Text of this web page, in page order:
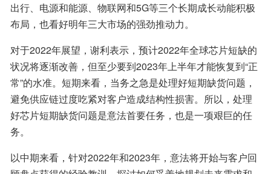
出行、电源和能源、物联网和5G等三个长期成长动能积极
布局，也看好明年三大市场的强劲推动力。
对于2022年展望，谢利表示，预计2022年全球芯片短缺的
状况将逐渐改善，但至少要到2023年上半年才能恢复到“正
常”的水准。短期来看，当务之急是处理好短期缺货问题，
避免供应链过度吃紧对客户造成结构性损害。所以，处理
好芯片短期缺货问题是意法首要任务，也是一项艰巨的任
务。
以中期来看，针对2022年和2023年，意法将开始与客户回